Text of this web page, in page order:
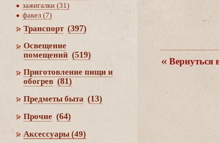
зажигалки (31)
факел (7)
Транспорт (397)
Освещение
помещений (519)
Приготовление пищи и
обогре (81)
Предметы быта (13)
Прочие (64)
Аксессуары (49)
ернуться